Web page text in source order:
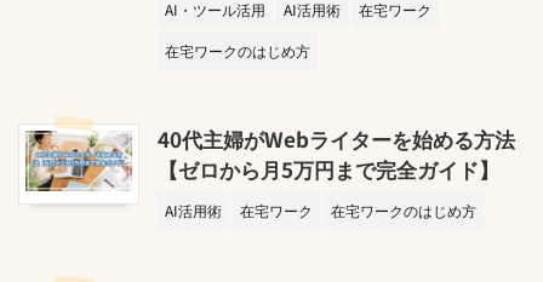
AI・ツール活用 AI活用術
在宅ワーク
在宅ワークのはじめ方
40代主婦がWebライターを始める方法
【ゼロから月5万円まで完全ガイド】
AI活用術 在宅ワーク 在宅ワークのはじめ方